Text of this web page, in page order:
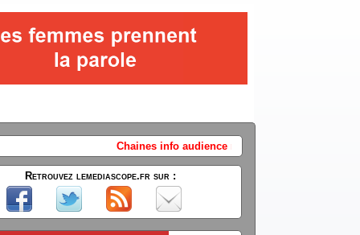
info audience mercredi 13 mai + BFMTV " LE 20 H BFM" (Julie
Retrouvez lemediascope.fr sur :